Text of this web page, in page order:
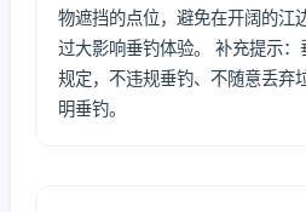
物遮挡的点位，避免在开阔的江
过大影响垂钓体验。 补充提示
规定，不违规垂钓、不随意丢弃
明垂钓。